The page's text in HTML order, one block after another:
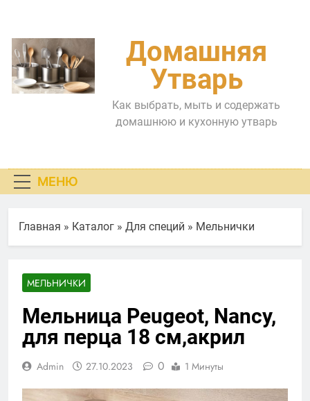
содержимому
Домашняя
Утварь
Как выбрать, мыть и содержать
домашнюю и кухонную утварь
МЕНЮ
Главная » Каталог » Для специй » Мельнички
МЕЛЬНИЧКИ
Мельница Peugeot, Nancy,
для перца 18 см,акрил
Admin 27.10.2023 0 1 Минуты